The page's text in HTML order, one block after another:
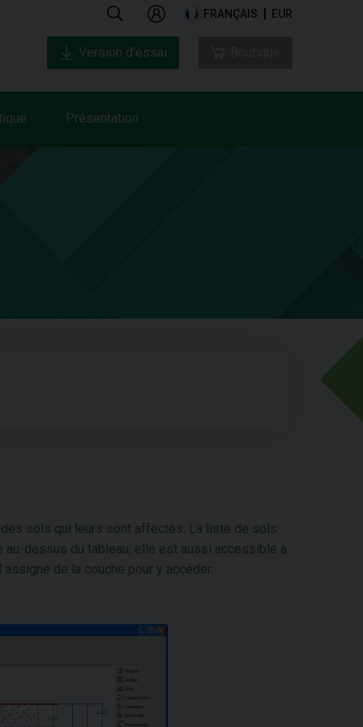
FRANÇAIS EUR
Présentation
Version d’essai
sols qui leurs sont affectés. La liste de sols
dessus du tableau, elle est aussi accessible à
de la couche pour y accéder.